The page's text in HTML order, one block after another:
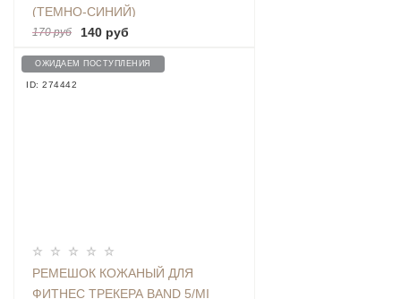
(ТЕМНО-СИНИЙ)
170 руб 140 руб
ОЖИДАЕМ ПОСТУПЛЕНИЯ
ID: 274442
РЕМЕШОК КОЖАНЫЙ ДЛЯ
ФИТНЕС ТРЕКЕРА BAND 5/MI